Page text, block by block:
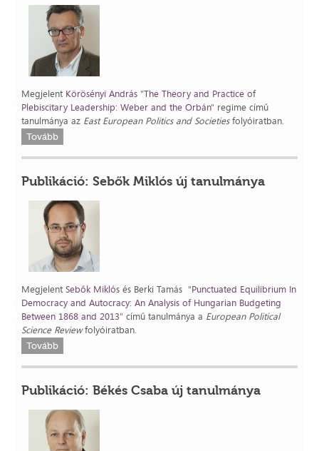
Megjelent Körösényi András "The Theory and Practice of
Plebiscitary Leadership: Weber and the Orbán" regime című
tanulmánya az East European Politics and Societiesfolyóiratban.
Tovább
Publikáció: Sebők Miklós új tanulmánya
MegjelentSebők Miklós és Berki Tamás "Punctuated Equilibrium In
Democracy and Autocracy: An Analysis of Hungarian Budgeting
Between 1868 and 2013" című tanulmánya a European Political
Science Reviewfolyóiratban.
Tovább
Publikáció: Békés Csaba új tanulmánya